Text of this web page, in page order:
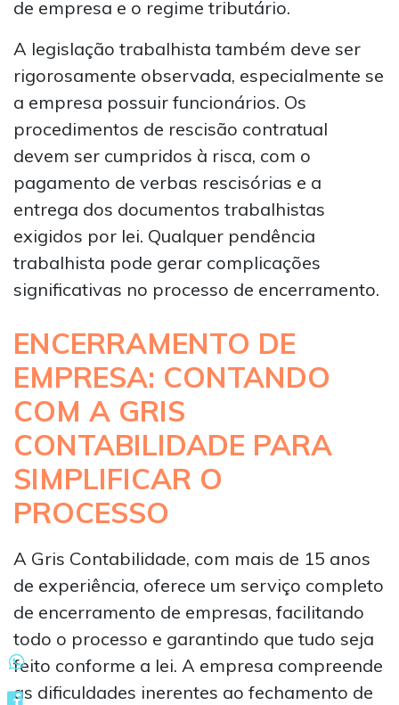
de empresa e o regime tributário.
A legislação trabalhista também deve ser
rigorosamente observada, especialmente se
a empresa possuir funcionários. Os
procedimentos de rescisão contratual
devem ser cumpridos à risca, com o
pagamento de verbas rescisórias e a
entrega dos documentos trabalhistas
exigidos por lei. Qualquer pendência
trabalhista pode gerar complicações
significativas no processo de encerramento.
ENCERRAMENTO DE
EMPRESA: CONTANDO
COM A GRIS
CONTABILIDADE PARA
SIMPLIFICAR O
PROCESSO
A Gris Contabilidade, com mais de 15 anos
de experiência, oferece um serviço completo
de encerramento de empresas, facilitando
todo o processo e garantindo que tudo seja
feito conforme a lei. A empresa compreende
as dificuldades inerentes ao fechamento de